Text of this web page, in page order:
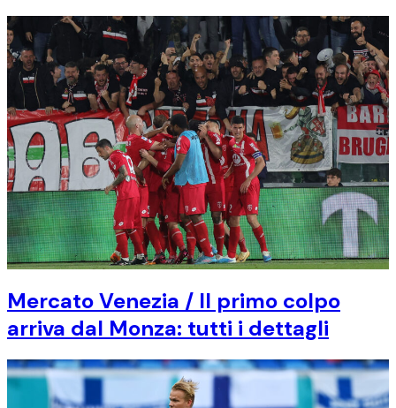
Mercato Venezia / Il primo colpo
arriva dal Monza: tutti i dettagli